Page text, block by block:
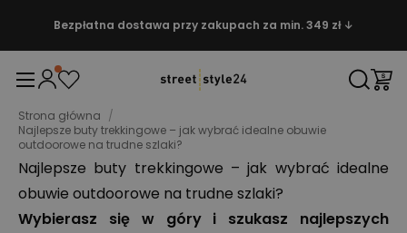
Bezpłatna dostawa przy zakupach za min. 349 zł ↓
Strona główna /
Najlepsze buty trekkingowe – jak wybrać idealne obuwie
outdoorowe na trudne szlaki?
Najlepsze buty trekkingowe – jak wybrać idealne
obuwie outdoorowe na trudne szlaki?
Wybierasz się w góry i szukasz najlepszych